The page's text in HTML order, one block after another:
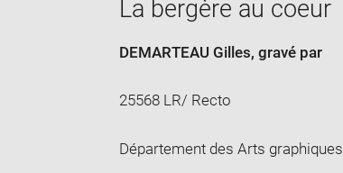
La bergère au coeur
DEMARTEAU Gilles, gravé par
25568 LR/ Recto
Département des Arts graphiques